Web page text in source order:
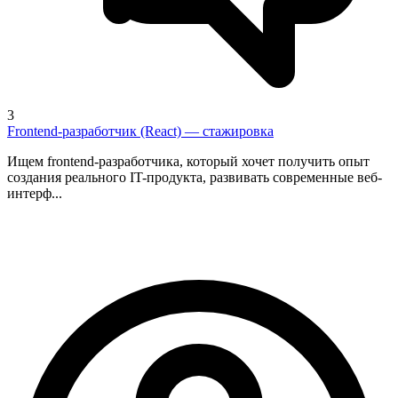
3
Frontend-разработчик (React) — стажировка
Ищем frontend-разработчика, который хочет получить опыт
создания реального IT-продукта, развивать современные веб-
интерф...